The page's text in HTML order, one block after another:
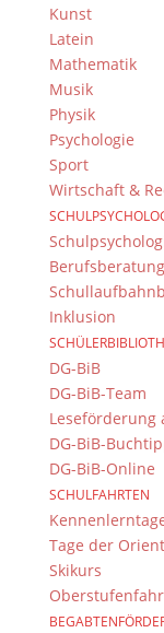
Kunst
Latein
Mathematik
Musik
Physik
Psychologie
Sport
Wirtschaft &
Berufsberatung
Inklusion
DG-BiB
DG-BiB-Team
Leseförderung
DG-BiB-
DG-BiB-Online
SCHULFAHRTEN
Tage der
Skikurs
Das DG
Dientzenhofer-
Feldkirchenstr.
96052 Bamberg
Tel.: +49 (0) 951
Fax.: +49 (0)
E-Mail:
Kontakt &
Senden Sie
Impressum
Impressum
Kontakt
© 2015-2022,
Immer
Bleiben Sie